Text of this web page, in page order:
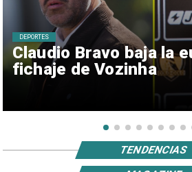
Claudio Bravo baja la
fichaje de Vozinha
DEPORTES
TENDENCIAS